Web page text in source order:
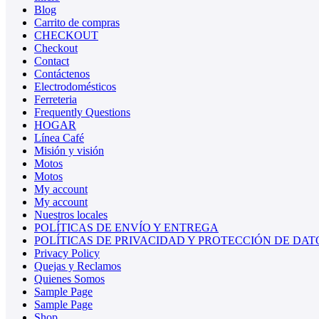
Blog
Carrito de compras
CHECKOUT
Checkout
Contact
Contáctenos
Electrodomésticos
Ferreteria
Frequently Questions
HOGAR
Línea Café
Misión y visión
Motos
Motos
My account
My account
Nuestros locales
POLÍTICAS DE ENVÍO Y ENTREGA
POLÍTICAS DE PRIVACIDAD Y PROTECCIÓN DE
Privacy Policy
Quejas y Reclamos
Quienes Somos
Sample Page
Sample Page